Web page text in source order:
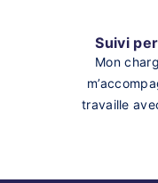
Suivi
Mon
travaille